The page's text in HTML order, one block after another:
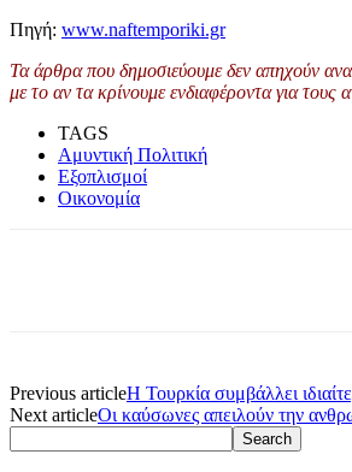
Πηγή: www.naftemporiki.gr
Τα άρθρα που δημοσιεύουμε δεν απηχούν
με το αν τα κρίνουμε ενδιαφέροντα για τους
TAGS
Αμυντική Πολιτική
Εξοπλισμοί
Οικονομία
Previous articleΗ Τουρκία συμβάλλει
Next articleΟι καύσωνες απειλούν την